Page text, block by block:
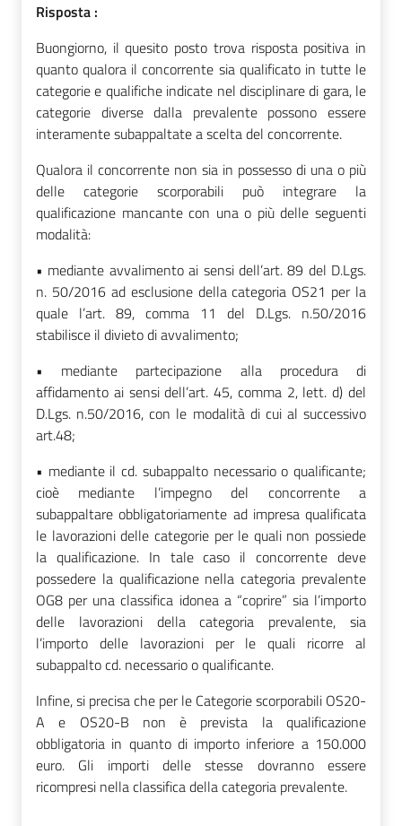
Risposta :
Buongiorno, il quesito posto trova risposta positiva in
quanto qualora il concorrente sia qualificato in tutte le
categorie e qualifiche indicate nel disciplinare di gara, le
categorie diverse dalla prevalente possono essere
interamente subappaltate a scelta del concorrente.
Qualora il concorrente non sia in possesso di una o più
delle categorie scorporabili può integrare la
qualificazione mancante con una o più delle seguenti
modalità:
• mediante avvalimento ai sensi dell’art. 89 del D.Lgs.
n. 50/2016 ad esclusione della categoria OS21 per la
quale l’art. 89, comma 11 del D.Lgs. n.50/2016
stabilisce il divieto di avvalimento;
• mediante partecipazione alla procedura di
affidamento ai sensi dell’art. 45, comma 2, lett. d) del
D.Lgs. n.50/2016, con le modalità di cui al successivo
art.48;
• mediante il cd. subappalto necessario o qualificante;
cioè mediante l’impegno del concorrente a
subappaltare obbligatoriamente ad impresa qualificata
le lavorazioni delle categorie per le quali non possiede
la qualificazione. In tale caso il concorrente deve
possedere la qualificazione nella categoria prevalente
OG8 per una classifica idonea a “coprire” sia l’importo
delle lavorazioni della categoria prevalente, sia
l’importo delle lavorazioni per le quali ricorre al
subappalto cd. necessario o qualificante.
Infine, si precisa che per le Categorie scorporabili OS20-
A e OS20-B non è prevista la qualificazione
obbligatoria in quanto di importo inferiore a 150.000
euro. Gli importi delle stesse dovranno essere
ricompresi nella classifica della categoria prevalente.